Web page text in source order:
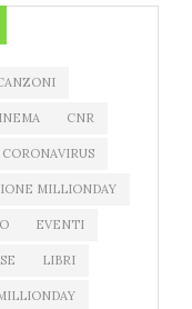
CNR
CORONAVIRUS
MILLIONDAY
EVENTI
LIBRI